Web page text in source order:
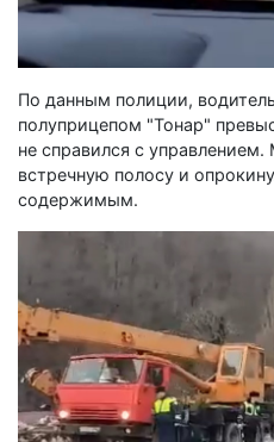
По данным полиции,
полуприцепом "Тонар"
не справился с
встречную полосу и
содержимым.